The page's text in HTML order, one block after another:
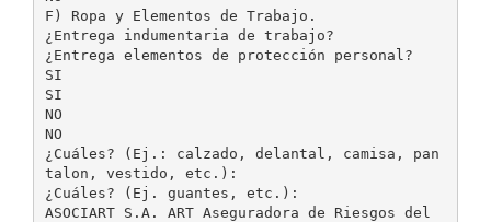
F) Ropa y Elementos de Trabajo.
¿Entrega indumentaria de trabajo?
¿Entrega elementos de protección personal?
SI
SI
NO
NO
¿Cuáles? (Ej.: calzado, delantal, camisa, pan
talon, vestido, etc.):
¿Cuáles? (Ej. guantes, etc.):
ASOCIART S.A. ART Aseguradora de Riesgos del